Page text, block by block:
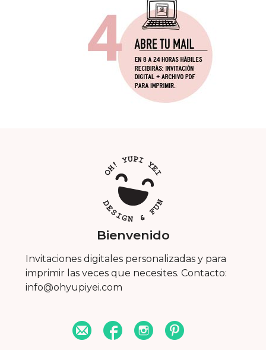
Bienvenido
Invitaciones digitales personalizadas y para
imprimir las veces que necesites. Contacto:
info@ohyupiyei.com